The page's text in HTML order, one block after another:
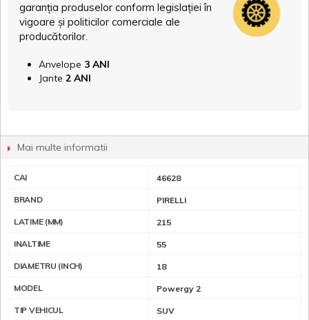
garanția produselor conform legislației în
vigoare și politicilor comerciale ale
producătorilor.
Anvelope 3 ANI
Jante 2 ANI
Mai multe informatii
CAI 46628
BRAND PIRELLI
LATIME (MM) 215
INALTIME 55
DIAMETRU (INCH) 18
MODEL Powergy 2
TIP VEHICUL SUV